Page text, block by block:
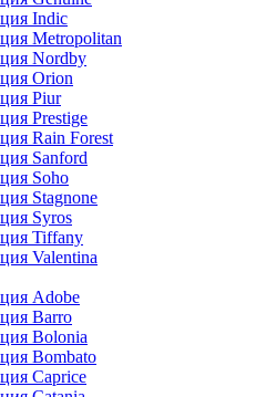
Indic
Metropolitan
Nordby
Orion
Piur
Prestige
Rain Forest
Sanford
Soho
Stagnone
Syros
Tiffany
Valentina
Adobe
Barro
Bolonia
Bombato
Caprice